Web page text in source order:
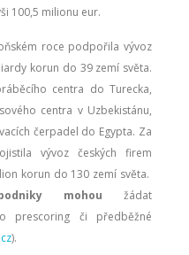
100,5 milionu eur.
roce podpořila vývoz
korun do 39 zemí světa.
centra do Turecka,
centra v Uzbekistánu,
čerpadel do Egypta. Za
vývoz českých firem
korun do 130 zemí světa.
mohou žádat
prescoring či předběžné
).